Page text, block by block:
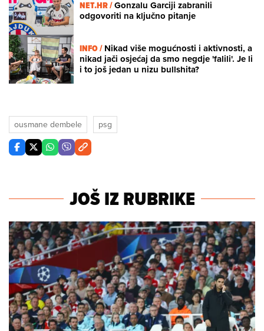
NET.HR /Gonzalu Garciji zabranili
odgovoriti na ključno pitanje
INFO /Nikad više mogućnosti i aktivnosti, a
nikad jači osjećaj da smo negdje 'falili'. Je li
i to još jedan u nizu bullshita?
ousmane dembele psg
JOŠ IZ RUBRIKE